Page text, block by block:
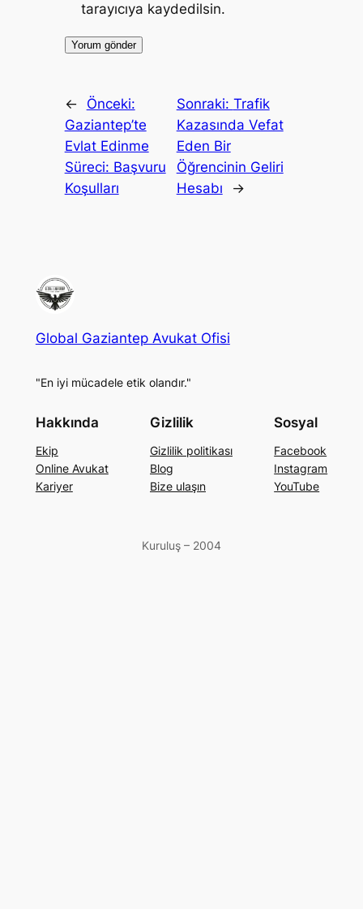
tarayıcıya kaydedilsin.
←
Önceki:
Gaziantep’te
Evlat Edinme
Süreci: Başvuru
Koşulları
Sonraki: Trafik
Kazasında Vefat
Eden Bir
Öğrencinin Geliri
Hesabı
→
Global Gaziantep Avukat Ofisi
"En iyi mücadele etik olandır."
Hakkında
Ekip
Online Avukat
Kariyer
Gizlilik
Gizlilik politikası
Blog
Bize ulaşın
Sosyal
Facebook
Instagram
YouTube
Kuruluş – 2004